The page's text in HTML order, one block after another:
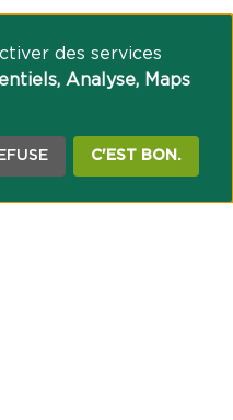
des services
Analyse, Maps
C'EST BON.